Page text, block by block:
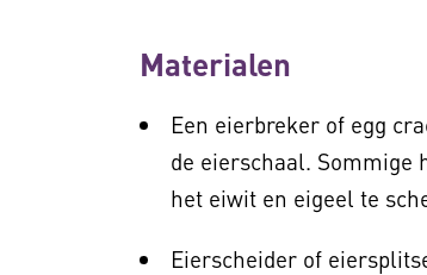
Materialen
Een eierbreker of egg
de eierschaal. Sommige
het eiwit en eigeel te
Eierscheider of